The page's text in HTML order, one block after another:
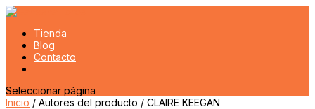
Tienda
Blog
Contacto
Seleccionar página
Inicio / Autores del producto / CLAIRE KEEGAN